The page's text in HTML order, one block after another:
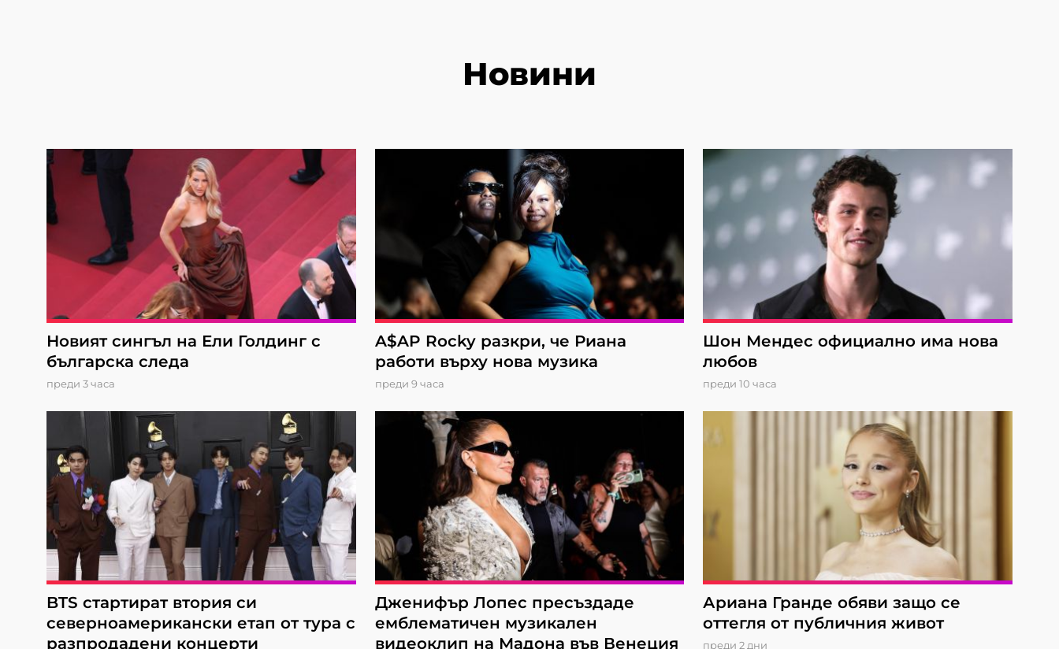
Новини
Новият сингъл на Ели Голдинг с
българска следа
преди 3 часа
A$AP Rocky разкри, че Риана
работи върху нова музика
преди 9 часа
Шон Мендес официално има нова
любов
преди 10 часа
BTS стартират втория си
северноамерикански етап от турa с
разпродадени концерти
Дженифър Лопес пресъздаде
емблематичен музикален
видеоклип на Мадона във Венеция
Ариана Гранде обяви защо се
оттегля от публичния живот
преди 2 дни